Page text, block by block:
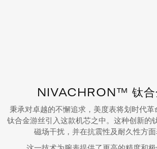
NIVACHRON™ 钛合
秉承对卓越的不懈追求，美度表将划时代
钛合金游丝引入这款机芯之中。这种创新的
磁场干扰，并在抗震性及耐久性方面